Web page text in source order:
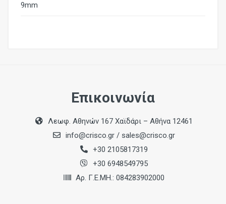
9mm
Επικοινωνία
Λεωφ. Αθηνών 167 Χαϊδάρι – Αθήνα 12461
info@crisco.gr / sales@crisco.gr
+30 2105817319
+30 6948549795
Αρ. Γ.Ε.ΜΗ.: 084283902000